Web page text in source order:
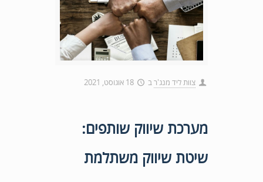
צוות ליד מנג'רב 18 אוגוסט, 2021
מערכת שיווק שותפים:
שיטת שיווק משתלמת